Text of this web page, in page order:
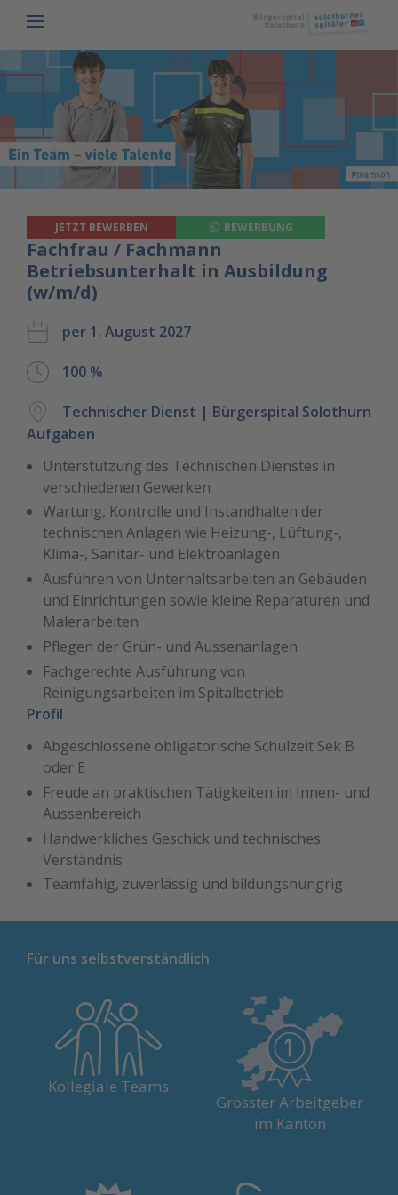
Fachfrau / Fachmann
Betriebsunterhalt in Ausbildung
(w/m/d)
JETZT BEWERBEN BEWERBUNG
per 1. August 2027
100 %
Technischer Dienst | Bürgerspital Solothurn
Aufgaben
Unterstützung des Technischen Dienstes in
verschiedenen Gewerken
Wartung, Kontrolle und Instandhalten der
technischen Anlagen wie Heizung-, Lüftung-,
Klima-, Sanitär- und Elektroanlagen
Ausführen von Unterhaltsarbeiten an Gebäuden
und Einrichtungen sowie kleine Reparaturen und
Malerarbeiten
Pflegen der Grün- und Aussenanlagen
Fachgerechte Ausführung von
Reinigungsarbeiten im Spitalbetrieb
Profil
Abgeschlossene obligatorische Schulzeit Sek B
oder E
Freude an praktischen Tätigkeiten im Innen- und
Aussenbereich
Handwerkliches Geschick und technisches
Verständnis
Teamfähig, zuverlässig und bildungshungrig
Für uns selbstverständlich
Kollegiale Teams
Unsere Arbeit ist geprägt vom
fairen Miteinander und einem
Austausch auf Augenhöhe.
Grösster Arbeitgeber
im Kanton
Über 4'500 Menschen aus den
verschiedensten Berufen
geben ihr Bestes für unsere
Patienten.